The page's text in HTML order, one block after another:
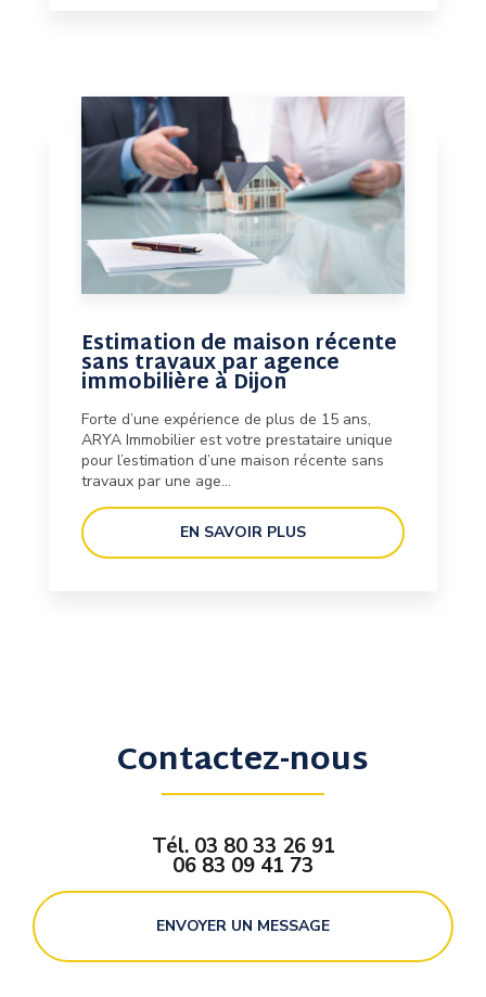
Estimation de maison récente
sans travaux par agence
immobilière à Dijon
Forte d’une expérience de plus de 15 ans,
ARYA Immobilier est votre prestataire unique
pour l’estimation d’une maison récente sans
travaux par une age...
EN SAVOIR PLUS
Contactez-nous
Tél. 03 80 33 26 91
06 83 09 41 73
ENVOYER UN MESSAGE